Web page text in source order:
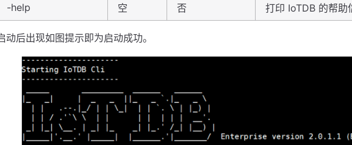
-help 空 否 打印 IoTDB 的帮助
动后出现如图提示即为启动成功。